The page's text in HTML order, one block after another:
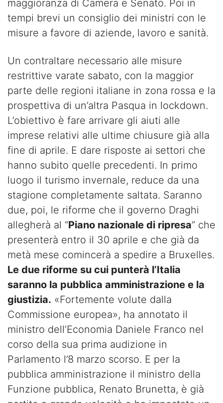
maggioranza di Camera e Senato. Poi in
tempi brevi un consiglio dei ministri con le
misure a favore di aziende, lavoro e sanità.
Un contraltare necessario alle misure
restrittive varate sabato, con la maggior
parte delle regioni italiane in zona rossa e la
prospettiva di un’altra Pasqua in lockdown.
L’obiettivo è fare arrivare gli aiuti alle
imprese relativi alle ultime chiusure già alla
fine di aprile. E dare risposte ai settori che
hanno subito quelle precedenti. In primo
luogo il turismo invernale, reduce da una
stagione completamente saltata. Saranno
due, poi, le riforme che il governo Draghi
allegherà al “Piano nazionale di ripresa” che
presenterà entro il 30 aprile e che già da
metà mese comincerà a spedire a Bruxelles.
Le due riforme su cui punterà l’Italia
saranno la pubblica amministrazione e la
giustizia. «Fortemente volute dalla
Commissione europea», ha annotato il
ministro dell’Economia Daniele Franco nel
corso della sua prima audizione in
Parlamento l’8 marzo scorso. E per la
pubblica amministrazione il ministro della
Funzione pubblica, Renato Brunetta, è già